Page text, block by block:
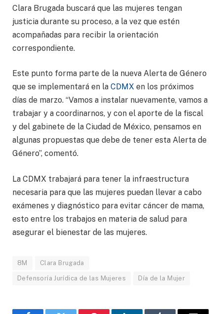
Clara Brugada buscará que las mujeres tengan
justicia durante su proceso, a la vez que estén
acompañadas para recibir la orientación
correspondiente.
Este punto forma parte de la nueva Alerta de Género
que se implementará en la CDMX en los próximos
días de marzo. “Vamos a instalar nuevamente, vamos a
trabajar y a coordinarnos, y con el aporte de la fiscal
y del gabinete de la Ciudad de México, pensamos en
algunas propuestas que debe de tener esta Alerta de
Género”, comentó.
La CDMX trabajará para tener la infraestructura
necesaria para que las mujeres puedan llevar a cabo
exámenes y diagnóstico para evitar cáncer de mama,
esto entre los trabajos en materia de salud para
asegurar el bienestar de las mujeres.
8M Clara Brugada
Defensoría Jurídica de las Mujeres Día de la Mujer